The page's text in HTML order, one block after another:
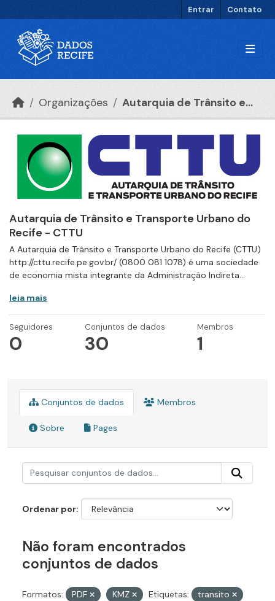
Entrar Contato
Organizações Autarquia de Trânsito e...
Autarquia de Trânsito e Transporte Urbano do
Recife - CTTU
A Autarquia de Trânsito e Transporte Urbano do Recife (CTTU)
http://cttu.recife.pe.gov.br/ (0800 081 1078) é uma sociedade
de economia mista integrante da Administração Indireta...
leia mais
Seguidores
0
Conjuntos de dados
30
Membros
1
Conjuntos de dados Membros
Sobre Pages
Ordenar por
Não foram encontrados
conjuntos de dados
Formatos: PDF KMZ Etiquetas:
transito